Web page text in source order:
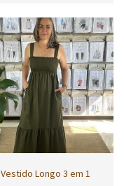
Vestido Longo 3 em 1